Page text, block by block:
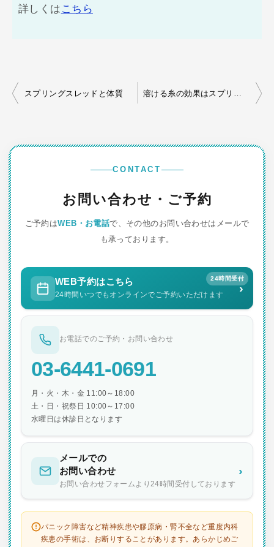
詳しくは こちら
投
ビ
スプリングスレッドと体質 溶ける糸の効果はスプリングスレッドと同じ？
CONTACT
お問い合わせ・ご予約
ご予約はWEB・お電話で、その他のお問い合わせはメールで
も承っております。
24時間受付
WEB予約はこちら
24時間いつでもオンラインでご予約いただけます ›
お電話でのご予約・お問い合わせ
03-6441-0691
月・火・木・金 11:00～18:00
土・日・祝祭日 10:00～17:00
水曜日は休診日となります
メールでの
お問い合わせ
お問い合わせフォームより24時間受付しております
›
パニック障害など精神疾患や膠原病・腎不全など重度内科
疾患の手術は、お断りすることがあります。あらかじめご